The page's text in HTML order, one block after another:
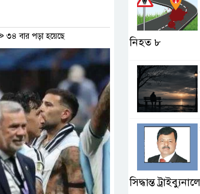
৩৪ বার পড়া হয়েছে
নিহত ৮
সিদ্ধান্ত